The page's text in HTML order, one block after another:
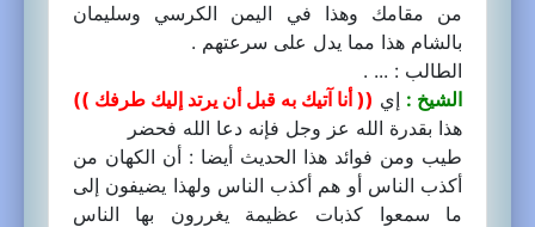
من مقامك وهذا في اليمن الكرسي وسليمان
بالشام هذا مما يدل على سرعتهم .
الطالب : ... .
الشيخ : إي (( أنا آتيك به قبل أن يرتد إليك طرفك ))
هذا بقدرة الله عز وجل فإنه دعا الله فحضر
طيب ومن فوائد هذا الحديث أيضا : أن الكهان من
أكذب الناس أو هم أكذب الناس ولهذا يضيفون إلى
ما سمعوا كذبات عظيمة يغررون بها الناس